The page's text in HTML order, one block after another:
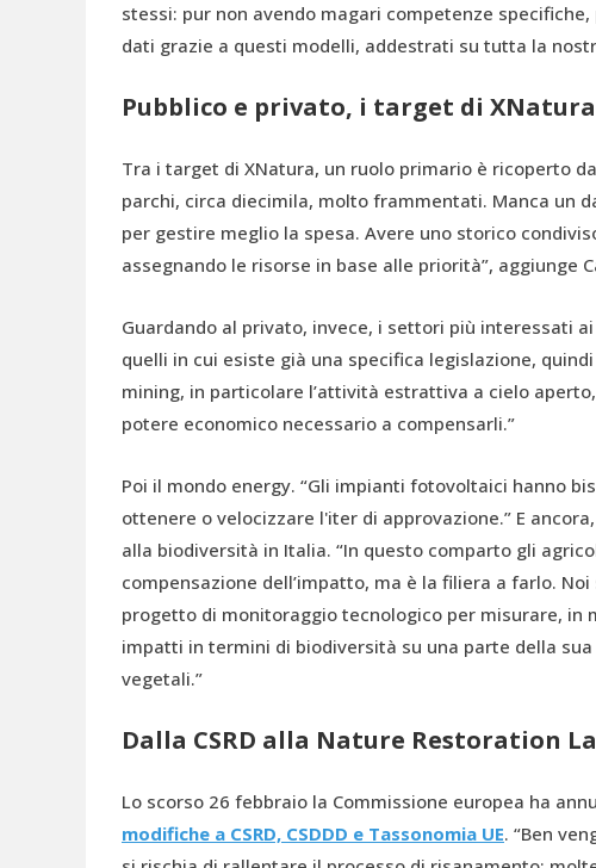
stessi: pur non avendo magari competenze
dati grazie a questi modelli, addestrati su tutta la
Pubblico e privato, i target di XNatura
Tra i target di XNatura, un ruolo primario è ricoperto
parchi, circa diecimila, molto frammentati. Manca un
per gestire meglio la spesa. Avere uno storico
assegnando le risorse in base alle priorità”, aggiunge
Guardando al privato, invece, i settori più interessati
quelli in cui esiste già una specifica legislazione,
mining, in particolare l’attività estrattiva a cielo
potere economico necessario a compensarli.”
Poi il mondo energy. “Gli impianti fotovoltaici hanno
ottenere o velocizzare l'iter di approvazione.” E
alla biodiversità in Italia. “In questo comparto gli
compensazione dell’impatto, ma è la filiera a farlo.
progetto di monitoraggio tecnologico per misurare, in
impatti in termini di biodiversità su una parte della
vegetali.”
Dalla CSRD alla Nature Restoration
Lo scorso 26 febbraio la Commissione europea ha
modifiche a CSRD, CSDDD e Tassonomia UE. “Ben